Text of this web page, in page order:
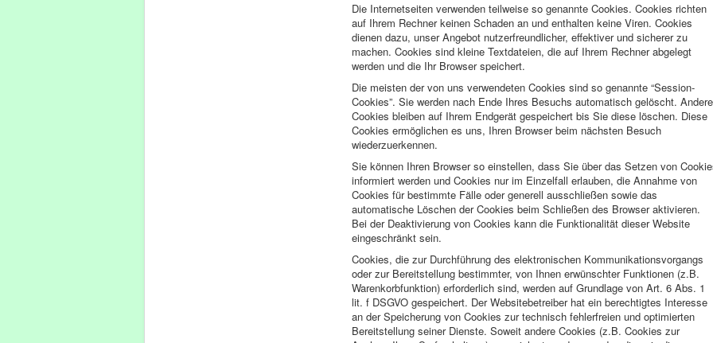
Die Internetseiten verwenden teilweise so genannte Cookies. Cookies richten
auf Ihrem Rechner keinen Schaden an und enthalten keine Viren. Cookies
dienen dazu, unser Angebot nutzerfreundlicher, effektiver und sicherer zu
machen. Cookies sind kleine Textdateien, die auf Ihrem Rechner abgelegt
werden und die Ihr Browser speichert.
Die meisten der von uns verwendeten Cookies sind so genannte “Session-
Cookies”. Sie werden nach Ende Ihres Besuchs automatisch gelöscht. Andere
Cookies bleiben auf Ihrem Endgerät gespeichert bis Sie diese löschen. Diese
Cookies ermöglichen es uns, Ihren Browser beim nächsten Besuch
wiederzuerkennen.
Sie können Ihren Browser so einstellen, dass Sie über das Setzen von
informiert werden und Cookies nur im Einzelfall erlauben, die Annahme von
Cookies für bestimmte Fälle oder generell ausschließen sowie das
automatische Löschen der Cookies beim Schließen des Browser aktivieren.
Bei der Deaktivierung von Cookies kann die Funktionalität dieser Website
eingeschränkt sein.
Cookies, die zur Durchführung des elektronischen Kommunikationsvorgangs
oder zur Bereitstellung bestimmter, von Ihnen erwünschter Funktionen (z.B.
Warenkorbfunktion) erforderlich sind, werden auf Grundlage von Art. 6 Abs. 1
lit. f DSGVO gespeichert. Der Websitebetreiber hat ein berechtigtes Interesse
an der Speicherung von Cookies zur technisch fehlerfreien und optimierten
Bereitstellung seiner Dienste. Soweit andere Cookies (z.B. Cookies zur